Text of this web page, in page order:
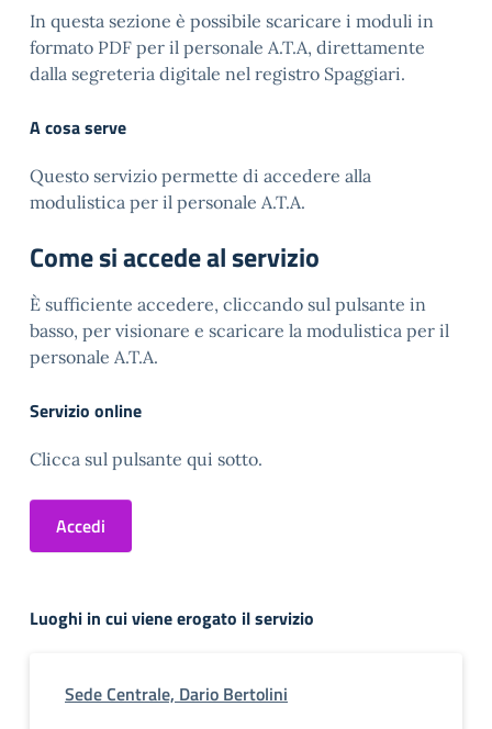
In questa sezione è possibile scaricare i moduli in
formato PDF per il personale A.T.A, direttamente
dalla segreteria digitale nel registro Spaggiari.
A cosa serve
Questo servizio permette di accedere alla
modulistica per il personale A.T.A.
Come si accede al servizio
È sufficiente accedere, cliccando sul pulsante in
basso, per visionare e scaricare la modulistica per il
personale A.T.A.
Servizio online
Clicca sul pulsante qui sotto.
Accedi
Luoghi in cui viene erogato il servizio
Sede Centrale, Dario Bertolini